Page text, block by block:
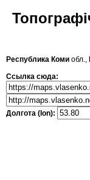
Республика Коми обл.,
Ссылка сюда:
Долгота (lon):